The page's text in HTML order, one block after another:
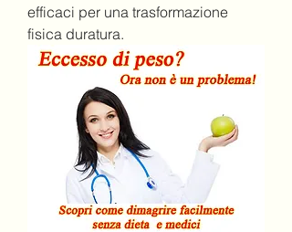
efficaci per una trasformazione
fisica duratura.